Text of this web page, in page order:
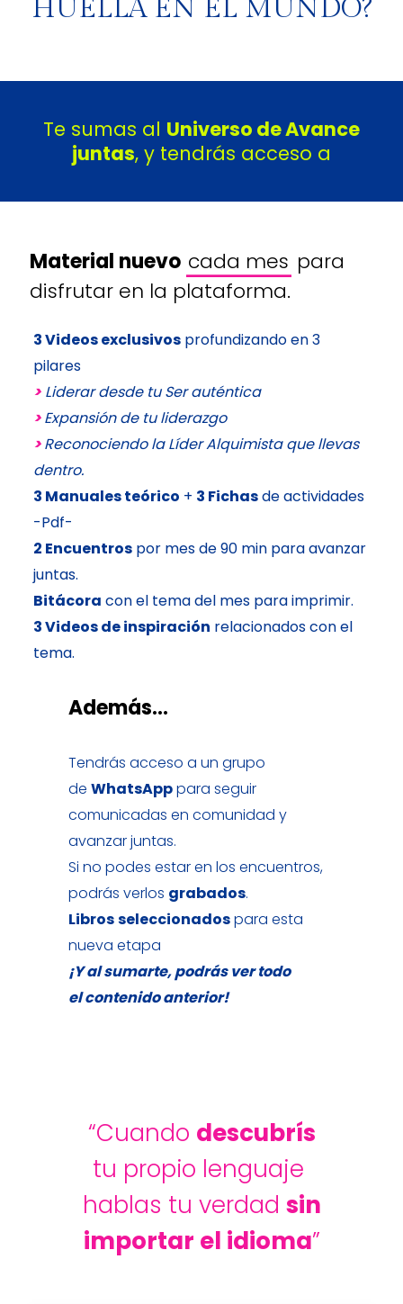
HUELLA EN EL MUNDO?
Te sumas al Universo de Avance
juntas, y tendrás acceso a
Material nuevo cada mes para
disfrutar en la plataforma.
3 Videos exclusivos profundizando en 3
pilares
> Liderar desde tu Ser auténtica
>Expansión de tu liderazgo
>Reconociendo la Líder Alquimista que llevas
dentro.
3 Manuales teórico + 3 Fichasde actividades
-Pdf-
2 Encuentros por mes de 90 min para avanzar
juntas.
Bitácora con el tema del mes para imprimir.
3 Videos de inspiración relacionados con el
tema.
Además...
Tendrás acceso a un grupo
de WhatsApppara seguir
comunicadas en comunidad y
avanzar juntas.
Si no podes estar en los encuentros,
podrás verlos grabados.
Librosseleccionadospara esta
nueva etapa
¡Y al sumarte, podrás ver todo
el contenido anterior!
“Cuando descubrís
tu propio lenguaje
hablas tu verdad sin
importar el idioma”